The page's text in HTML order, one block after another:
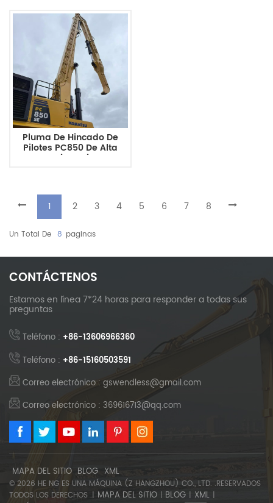
Profunda
Pluma De Hincado De
Pilotes PC850 De Alta
Resistencia,
1 2 3 4 5 6 7 8
Un Total De 8 Paginas
CONTÁCTENOS
Estamos en línea 7*24 horas para responder a todas sus
preguntas
Teléfono : +86-13606966360
Teléfono : +86-15160503591
Correo electrónico : gswendless@gmail.com
Correo electrónico : 369616713@qq.com
MAPA DEL SITIO BLOG XML
© 2026 HE NG ES UNA MÁQUINA (Z HANGZHOU) CO., LTD. .RESERVADOS
TODOS LOS DERECHOS .| MAPA DEL SITIO | BLOG | XML |